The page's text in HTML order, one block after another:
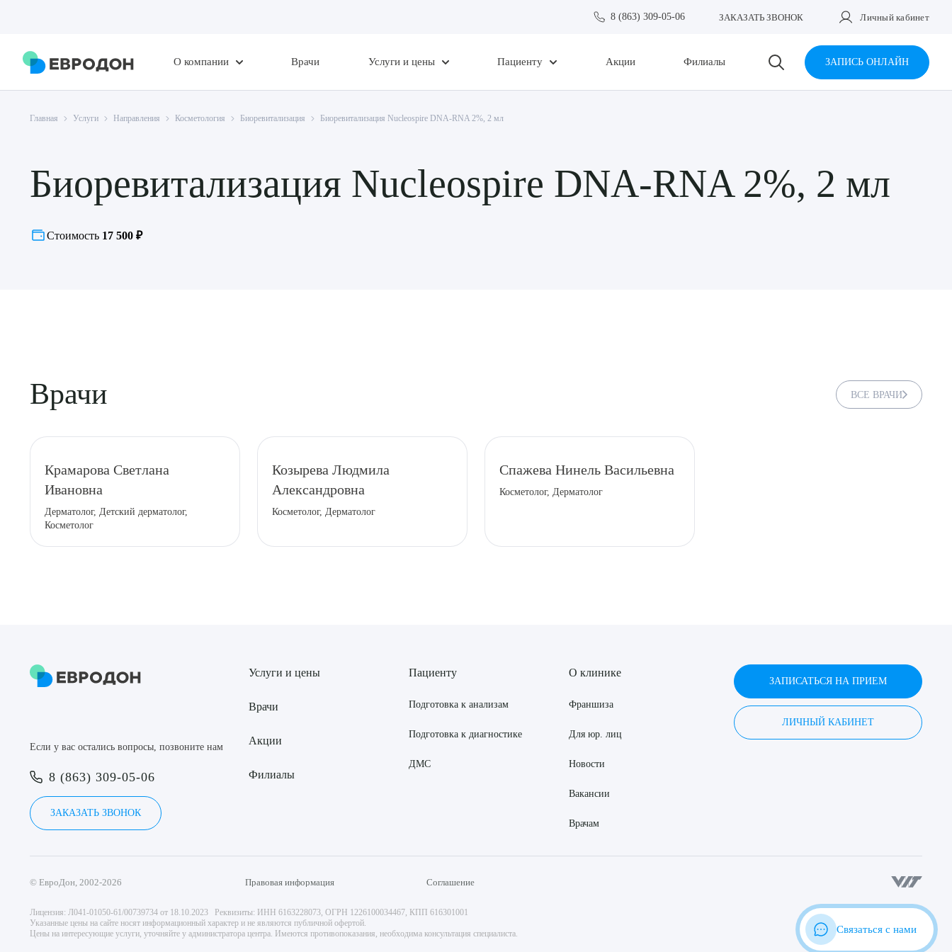
8 (863) 309-05-06 ЗАКАЗАТЬ ЗВОНОК Личный кабинет
О компании Врачи Услуги и цены Пациенту Акции Филиалы ЗАПИСЬ ОНЛАЙН
Главная Услуги Направления Косметология Биоревитализация Биоревитализация Nucleospire DNA-RNA 2%, 2 мл
Биоревитализация Nucleospire DNA-RNA 2%, 2 мл
Стоимость 17 500 ₽
Врачи ВСЕ ВРАЧИ
Крамарова Светлана
Ивановна
Дерматолог, Детский дерматолог,
Косметолог
Козырева Людмила
Александровна
Косметолог, Дерматолог
Спажева Нинель Васильевна
Косметолог, Дерматолог
Если у вас остались вопросы, позвоните нам
8 (863) 309-05-06
ЗАКАЗАТЬ ЗВОНОК
Услуги и цены
Врачи
Акции
Филиалы
Пациенту
Подготовка к анализам
Подготовка к диагностике
ДМС
О клинике
Франшиза
Для юр. лиц
Новости
Вакансии
Врачам
ЗАПИСАТЬСЯ НА ПРИЕМ
ЛИЧНЫЙ КАБИНЕТ
© ЕвроДон, 2002-2026 Правовая информация Соглашение
Лицензия: Л041-01050-61/00739734 от 18.10.2023 Реквизиты: ИНН 6163228073, ОГРН 1226100034467, КПП 616301001
Указанные цены на сайте носят информационный характер и не являются публичной офертой.
Цены на интересующие услуги, уточняйте у администратора центра. Имеются противопоказания, необходима консультация специалиста.
Связаться с нами
Выберите сопутствующую услугу